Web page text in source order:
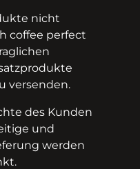
nicht
coffee perfect
versenden.
des Kunden
und
werden